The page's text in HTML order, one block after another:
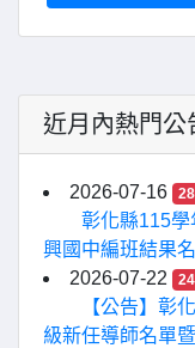
近月內熱門公
2026-07-16
彰化縣115
興國中編班結果
2026-07-22
【公告】彰
級新任導師名單